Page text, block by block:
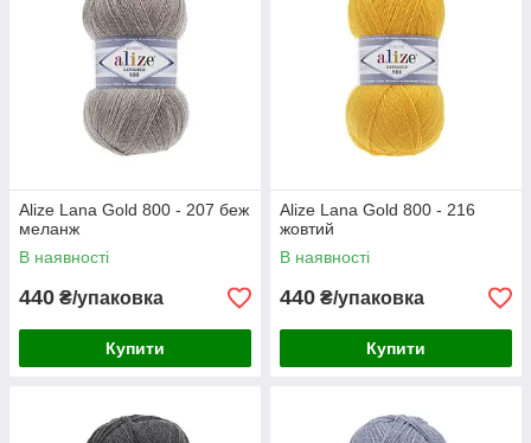
Alize Lana Gold 800 - 207 беж
меланж
В наявності
440 ₴/упаковка
Купити
Alize Lana Gold 800 - 216
жовтий
В наявності
440 ₴/упаковка
Купити